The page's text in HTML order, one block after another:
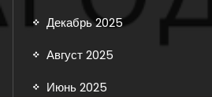
Декабрь 2025
Август 2025
Июнь 2025